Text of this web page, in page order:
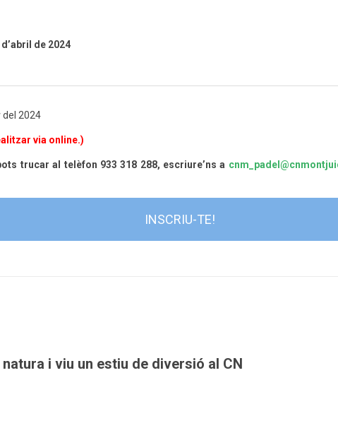
de 2024
del 2024
via online.)
trucar al telèfon 933 318 288, escriure’ns a
INSCRIU-TE!
i viu un estiu de diversió al CN